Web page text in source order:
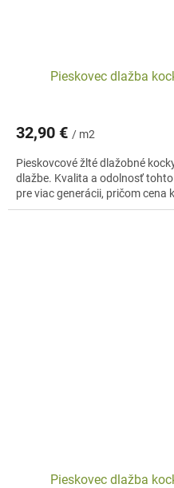
Pieskovec dlažba
32,90 € / m2
Pieskovcové žlté dlažobné
dlažbe. Kvalita a odolnosť
pre viac generácii, pričom cena
Pieskovec dlažba